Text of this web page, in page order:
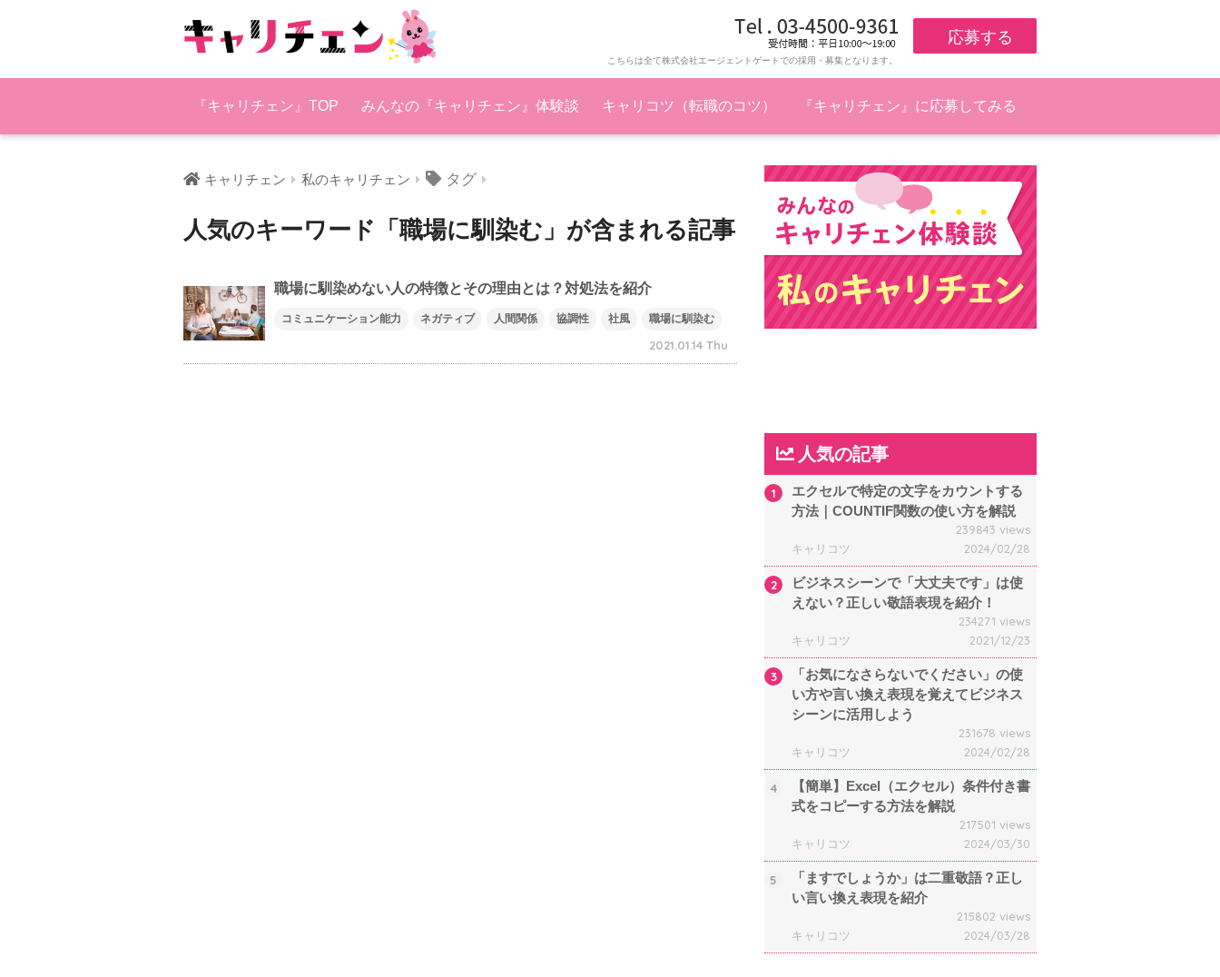
応募する
こちらは全て株式会社エージェントゲートでの採用・募集となります。
『キャリチェン』TOP みんなの『キャリチェン』体験談 キャリコツ（転職のコツ） 『キャリチェン』に応募してみる
キャリチェン 私のキャリチェン タグ
人気のキーワード「職場に馴染む」が含まれる記事
職場に馴染めない人の特徴とその理由とは？対処法を紹介
コミュニケーション能力 ネガティブ 人間関係 協調性 社風 職場に馴染む
2021.01.14 Thu
人気の記事
1
エクセルで特定の文字をカウントする
方法｜COUNTIF関数の使い方を解説
239843 views
キャリコツ
2024/02/28
2
ビジネスシーンで「大丈夫です」は使
えない？正しい敬語表現を紹介！
234271 views
キャリコツ
2021/12/23
3
「お気になさらないでください」の使
い方や言い換え表現を覚えてビジネス
シーンに活用しよう
231678 views
キャリコツ
2024/02/28
4
【簡単】Excel（エクセル）条件付き書
式をコピーする方法を解説
217501 views
キャリコツ
2024/03/30
5
「ますでしょうか」は二重敬語？正し
い言い換え表現を紹介
215802 views
キャリコツ
2024/03/28